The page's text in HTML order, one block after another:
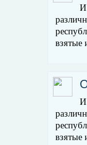
И
взятые
И
взятые